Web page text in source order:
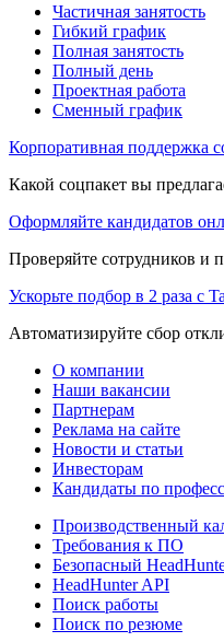
Частичная занятость
Гибкий график
Полная занятость
Полный день
Проектная работа
Сменный график
Корпоративная поддержка
Какой соцпакет вы
Оформляйте кандидатов
Проверяйте сотрудников и
Ускорьте подбор в 2 раза с
Автоматизируйте сбор
О компании
Наши вакансии
Партнерам
Реклама на сайте
Новости и статьи
Инвесторам
Кандидаты по
Производственный
Требования к ПО
Безопасный
HeadHunter API
Поиск работы
Поиск по резюме